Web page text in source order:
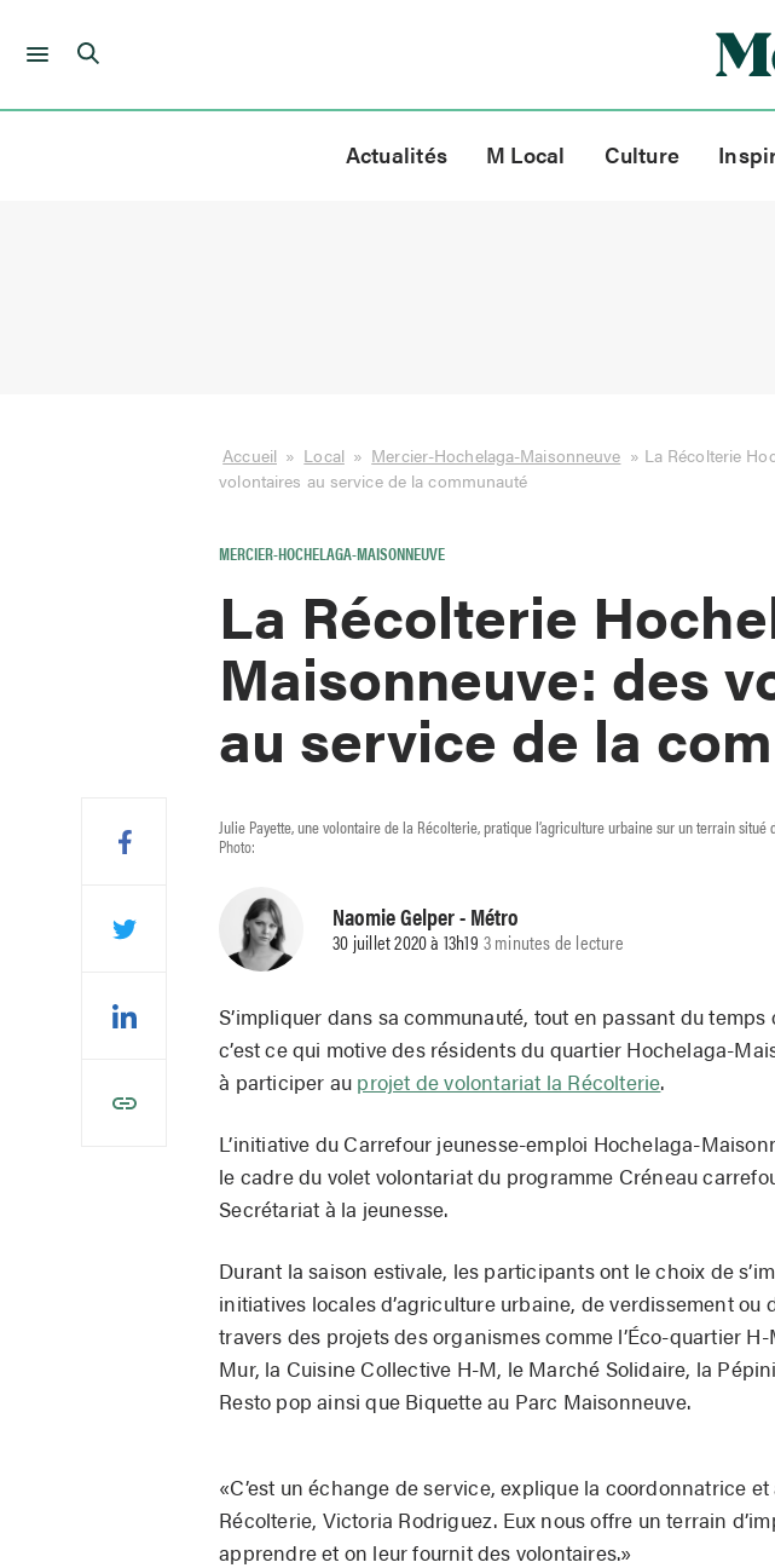
Skip
Actualités M Local Culture
Accueil » Local » Mercier-Hochelaga-Maisonneuve » La Récolterie
volontaires au service de la communauté
MERCIER-HOCHELAGA-MAISONNEUVE
La Récolterie
Maisonneuve: des
au service de la
Julie Payette, une volontaire de la Récolterie, pratique l’agriculture urbaine sur un terrain situé
Photo:
Naomie Gelper- Métro
30 juillet 2020 à 13h19 3 minutes de lecture
S’impliquer dans sa communauté, tout en passant du temps
c’est ce qui motive des résidents du quartier Hochelaga-
à participer au projet de volontariat la Récolterie.
L’initiative du Carrefour jeunesse-emploi Hochelaga-
le cadre du volet volontariat du programme Créneau
Secrétariat à la jeunesse.
Durant la saison estivale, les participants ont le choix de
initiatives locales d’agriculture urbaine, de verdissement ou
travers des projets des organismes comme l’Éco-quartier H-
Mur, la Cuisine Collective H-M, le Marché Solidaire, la
Resto pop ainsi que Biquette au Parc Maisonneuve.
«C’est un échange de service, explique la coordonnatrice
Récolterie, Victoria Rodriguez. Eux nous offre un terrain
apprendre et on leur fournit des volontaires.»